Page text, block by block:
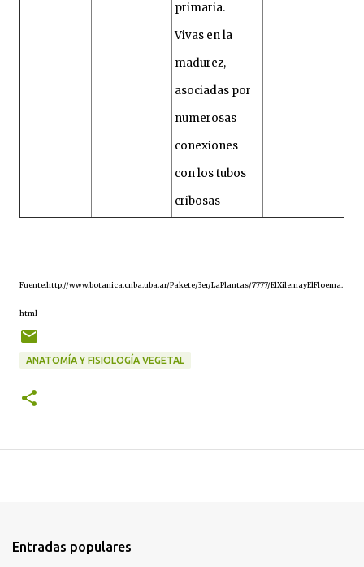
primaria.
Vivas en la
madurez,
asociadas por
numerosas
conexiones
con los tubos
cribosas
Fuente:http://www.botanica.cnba.uba.ar/Pakete/3er/LaPlantas/7777/ElXilemayElFloema.
html
ANATOMÍA Y FISIOLOGÍA VEGETAL
Entradas populares